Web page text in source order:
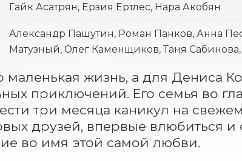
Гайк Асатрян, Ерзия Ертлес, Нара Акобян
Александр Пашутин, Роман Панков, Анна
Матузный, Олег Каменщиков, Таня
маленькая жизнь, а для Дениса
приключений. Его семья во
три месяца каникул на
друзей, впервые влюбиться и
во имя этой самой любви.